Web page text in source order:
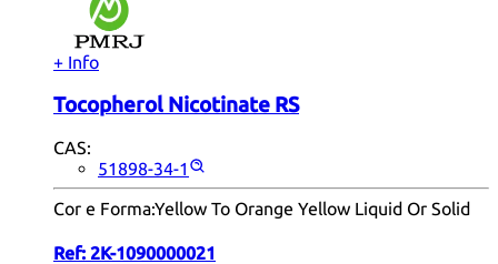
+ Info
Tocopherol Nicotinate RS
CAS:
51898-34-1
Cor e Forma:Yellow To Orange Yellow Liquid Or Solid
Ref: 2K-1090000021